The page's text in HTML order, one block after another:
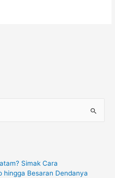
Simak Cara
hingga Besaran Dendanya